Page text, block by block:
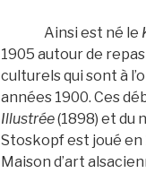
Ainsi est né le
1905 autour de
culturels qui sont à
années 1900. Ces
Illustrée(1898) et du
Stoskopf est joué en
Maison d’art